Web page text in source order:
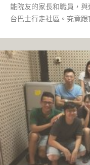
能院友的家長和職員，
台巴士行走社區。究竟